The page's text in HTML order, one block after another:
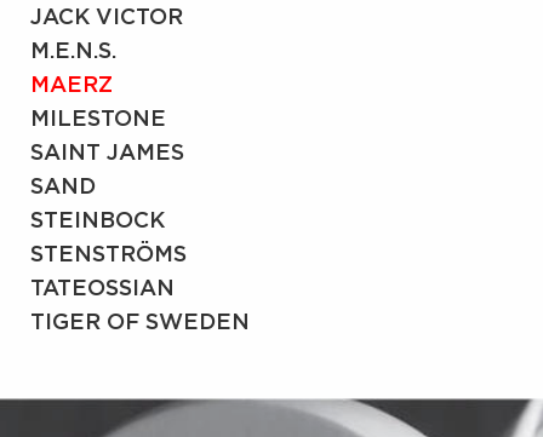
JACK VICTOR
M.E.N.S.
MAERZ
MILESTONE
SAINT JAMES
SAND
STEINBOCK
STENSTRÖMS
TATEOSSIAN
TIGER OF SWEDEN